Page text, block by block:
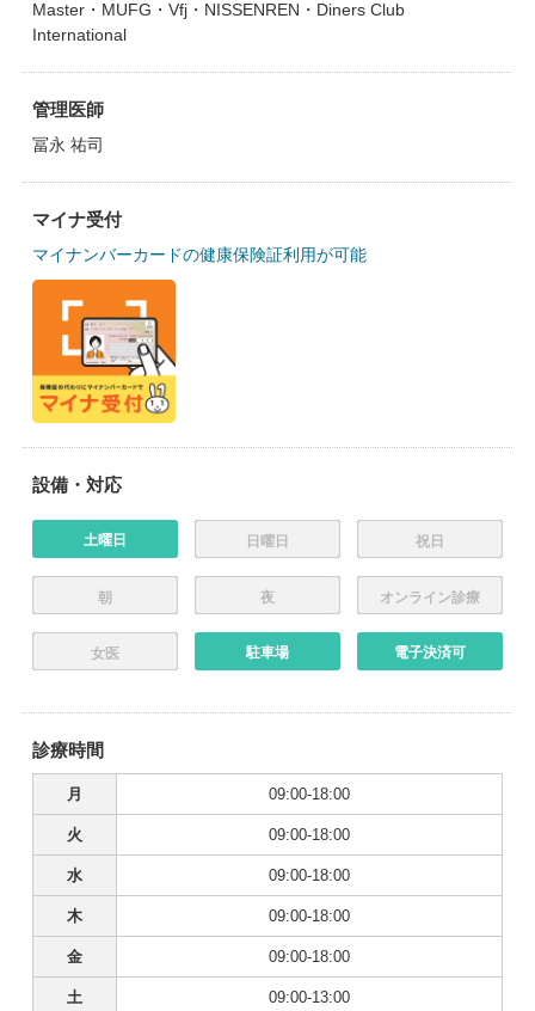
Master・MUFG・Vfj・NISSENREN・Diners Club
International
管理医師
冨永 祐司
マイナ受付
マイナンバーカードの健康保険証利用が可能
設備・対応
土曜日 日曜日 祝日
朝 夜 オンライン診療
女医 駐車場 電子決済可
診療時間
月 09:00-18:00
火 09:00-18:00
水 09:00-18:00
木 09:00-18:00
金 09:00-18:00
土 09:00-13:00